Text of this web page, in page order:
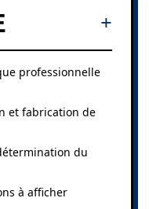
professionnelle
et fabrication de
du
à afficher